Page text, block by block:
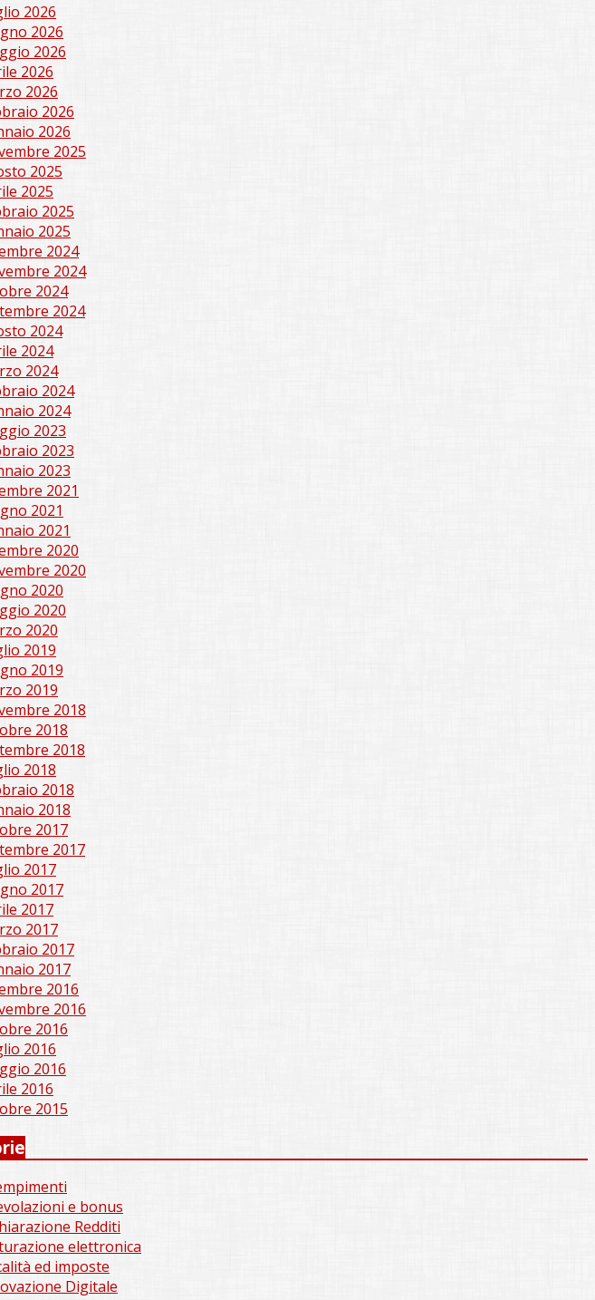
2026
2026
2026
2026
2026
2026
2026
2025
2025
2025
2025
2025
2024
2024
2024
2024
2024
2024
2024
2024
2024
2023
2023
2023
2021
2021
2021
2020
2020
2020
2020
2020
2019
2019
2019
2018
2018
2018
2018
2018
2018
2017
2017
2017
2017
2017
2017
2017
2017
2016
2016
2016
2016
2016
2016
2015
e bonus
Redditi
elettronica
ed imposte
Digitale